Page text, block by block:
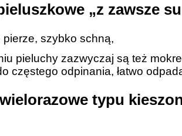
„z zawsze
pierze, szybko schną,
pieluchy zazwyczaj są też
częstego odpinania, łatwo
typu